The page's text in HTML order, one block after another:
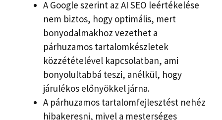
A Google szerint az AI SEO leértékelése
nem biztos, hogy optimális, mert
bonyodalmakhoz vezethet a
párhuzamos tartalomkészletek
közzétételével kapcsolatban, ami
bonyolultabbá teszi, anélkül, hogy
járulékos előnyökkel járna.
A párhuzamos tartalomfejlesztést nehéz
hibakeresni, mivel a mesterséges